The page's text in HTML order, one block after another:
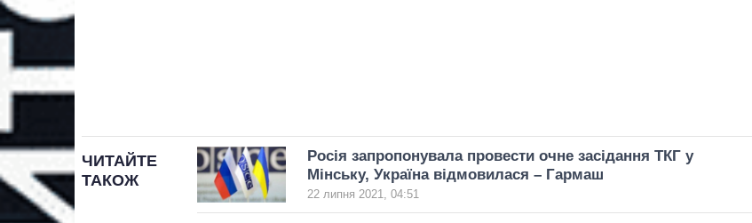
ЧИТАЙТЕ
ТАКОЖ
Росія запропонувала провести очне засідання ТКГ у
Мінську, Україна відмовилася – Гармаш
22 липня 2021, 04:51